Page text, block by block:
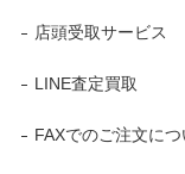
店頭受取サービス
LINE査定買取
FAXでのご注文につ